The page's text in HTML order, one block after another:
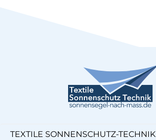
TEXTILE SONNENSCHUTZ-TECHNIK